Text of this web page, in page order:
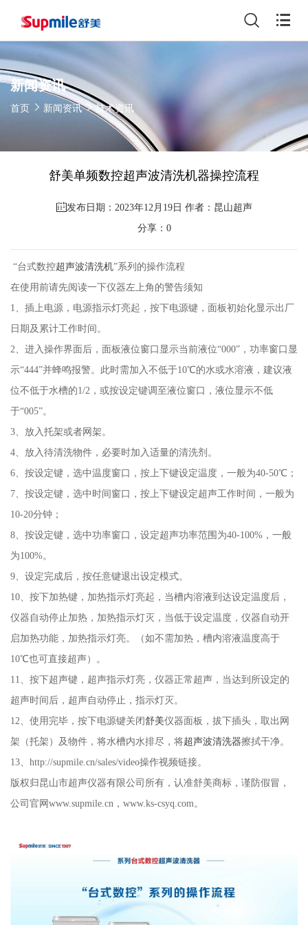
新闻资讯
首页 新闻资讯 技术资讯
舒美单频数控超声波清洗机器操控流程
发布日期：2023年12月19日 作者：昆山超声
分享： 0
“台式数控超声波清洗机”系列的操作流程
在使用前请先阅读一下仪器左上角的警告须知
1、插上电源，电源指示灯亮起，按下电源键，面板初始化显示出厂
日期及累计工作时间。
2、进入操作界面后，面板液位窗口显示当前液位“000”，功率窗口显
示“444”并蜂鸣报警。此时需加入不低于10℃的水或水溶液，建议液
位不低于水槽的1/2，或按设定键调至液位窗口，液位显示不低
于“005”。
3、放入托架或者网架。
4、放入待清洗物件，必要时加入适量的清洗剂。
6、按设定键，选中温度窗口，按上下键设定温度，一般为40-50℃；
7、按设定键，选中时间窗口，按上下键设定超声工作时间，一般为
10-20分钟；
8、按设定键，选中功率窗口，设定超声功率范围为40-100%，一般
为100%。
9、设定完成后，按任意键退出设定模式。
10、按下加热键，加热指示灯亮起，当槽内溶液到达设定温度后，
仪器自动停止加热，加热指示灯灭，当低于设定温度，仪器自动开
启加热功能，加热指示灯亮。（如不需加热，槽内溶液温度高于
10℃也可直接超声）。
11、按下超声键，超声指示灯亮，仪器正常超声，当达到所设定的
超声时间后，超声自动停止，指示灯灭。
12、使用完毕，按下电源键关闭舒美仪器面板，拔下插头，取出网
架（托架）及物件，将水槽内水排尽，将超声波清洗器擦拭干净。
13、http://supmile.cn/sales/video操作视频链接。
版权归昆山市超声仪器有限公司所有，认准舒美商标，谨防假冒，
公司官网www.supmile.cn，www.ks-csyq.com。